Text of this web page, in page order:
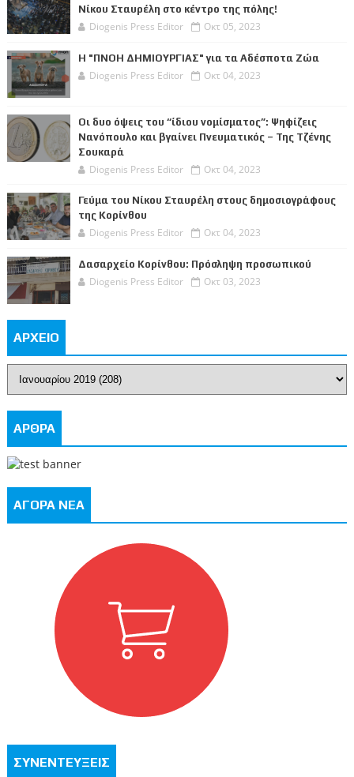
Νίκου Σταυρέλη στο κέντρο της πόλης!
Diogenis Press Editor Οκτ 05, 2023
Η "ΠΝΟΗ ΔΗΜΙΟΥΡΓΙΑΣ" για τα Αδέσποτα Ζώα
Diogenis Press Editor Οκτ 04, 2023
Οι δυο όψεις του “ίδιου νομίσματος”: Ψηφίζεις
Νανόπουλο και βγαίνει Πνευματικός – Της Τζένης
Σουκαρά
Diogenis Press Editor Οκτ 04, 2023
Γεύμα του Νίκου Σταυρέλη στους δημοσιογράφους
της Κορίνθου
Diogenis Press Editor Οκτ 04, 2023
Δασαρχείο Κορίνθου: Πρόσληψη προσωπικού
Diogenis Press Editor Οκτ 03, 2023
ΑΡΧΕΙΟ
ΑΡΘΡΑ
ΑΓΟΡΑ ΝΕΑ
ΣΥΝΕΝΤΕΥΞΕΙΣ